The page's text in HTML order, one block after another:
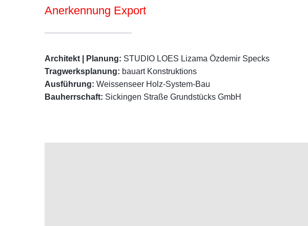
Anerkennung Export
Architekt | Planung: STUDIO LOES Lizama Özdemir Specks
Tragwerksplanung: bauart Konstruktions
Ausführung: Weissenseer Holz-System-Bau
Bauherrschaft: Sickingen Straße Grundstücks GmbH